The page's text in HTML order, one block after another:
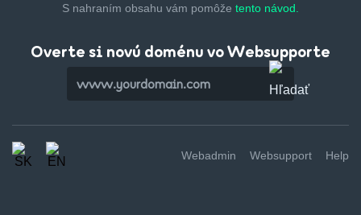
S nahraním obsahu vám pomôže tento návod.
Overte si novú doménu vo Websupporte
Webadmin Websupport Help